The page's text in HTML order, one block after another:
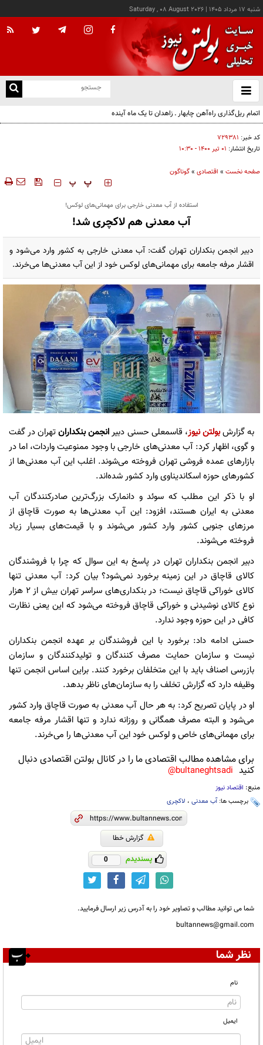
شنبه ۱۷ مرداد ۱۴۰۵ |
Saturday , 08 August 2026
باز
و
اتمام ریل‌گذاری راه‌آهن چابهار ـ زاهدان تا یک ماه آینده
کد خبر: ۷۲۹۳۸۱
تاریخ انتشار: ۰۱ تير ۱۴۰۰ - ۱۰:۳۰
صفحه نخست » اقتصادی »گوناگون
‍‍‍ پ پ
استفاده از آب معدنی خارجی برای مهمانی‌های لوکس!
آب معدنی هم لاکچری شد!
دبیر انجمن بنکداران تهران گفت: آب معدنی خارجی به کشور وارد می‌شود و
اقشار مرفه جامعه برای مهمانی‌های لوکس خود از این آب معدنی‌ها می‌خرند.
به گزارشبولتن نیوز، قاسمعلی حسنی دبیرانجمن بنکدارانتهران در گفت
و گوی، اظهار کرد: آب معدنی‌های خارجی با وجود ممنوعیت واردات، اما در
بازار‌های عمده فروشی تهران فروخته می‌شوند. اغلب این آب معدنی‌ها از
کشور‌های حوزه اسکاندیناوی وارد کشور شده‌اند.
او با ذکر این مطلب که سوئد و دانمارک بزرگ‌ترین صادرکنندگان آب
معدنی به ایران هستند، افزود: این آب معدنی‌ها به صورت قاچاق از
مرز‌های جنوبی کشور وارد کشور می‌شوند و با قیمت‌های بسیار زیاد
فروخته می‌شوند.
دبیر انجمن بنکداران تهران در پاسخ به این سوال که چرا با فروشندگان
کالای قاچاق در این زمینه برخورد نمی‌شود؟ بیان کرد: آب معدنی تنها
کالای خوراکی قاچاق نیست؛ در بنکداری‌های سراسر تهران بیش از ۲ هزار
نوع کالای نوشیدنی و خوراکی قاچاق فروخته می‌شود که این یعنی نظارت
کافی در این حوزه وجود ندارد.
حسنی ادامه داد: برخورد با این فروشندگان بر عهده انجمن بنکداران
نیست و سازمان حمایت مصرف کنندگان و تولیدکنندگان و سازمان
بازرسی اصناف باید با این متخلفان برخورد کنند. براین اساس انجمن تنها
وظیفه دارد که گزارش تخلف را به سازمان‌های ناظر بدهد.
او در پایان تصریح کرد: به هر حال آب معدنی به صورت قاچاق وارد کشور
می‌شود و البته مصرف همگانی و روزانه ندارد و تنها اقشار مرفه جامعه
برای مهمانی‌های خاص و لوکس خود این آب معدنی‌ها را می‌خرند.
برای مشاهده مطالب اقتصادی ما را در کانال بولتن اقتصادی دنبال
کنید bultaneghtsadi@
منبع: اقتصاد نیوز
برچسب ها:آب معدنی ، لاکچری
گزارش خطا
پسندیدم 0
شما می توانید مطالب و تصاویر خود را به آدرس زیر ارسال فرمایید.
bultannews@gmail.com
نظر شما
نام
ایمیل